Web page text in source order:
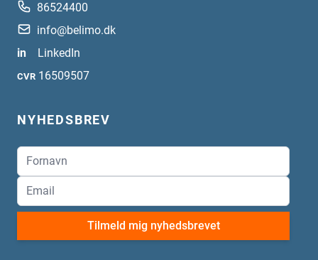
86524400
info@belimo.dk
in
LinkedIn
CVR 16509507
NYHEDSBREV
Tilmeld mig nyhedsbrevet